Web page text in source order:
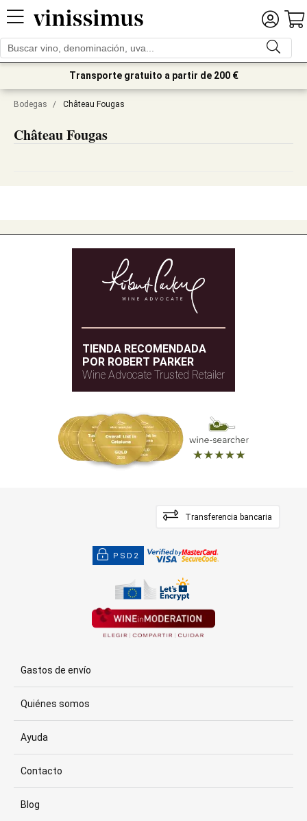
Transporte gratuito a partir de 200 €
Bodegas / Château Fougas
Château Fougas
TIENDA RECOMENDADA
POR ROBERT PARKER
Wine Advocate Trusted Retailer
Transferencia bancaria
PSD2
Gastos de envío
Quiénes somos
Ayuda
Contacto
Blog